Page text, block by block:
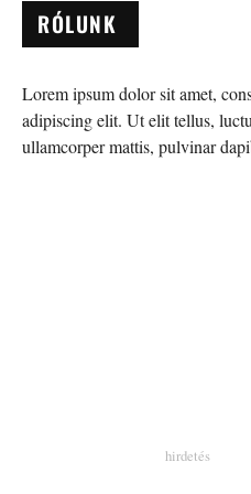
RÓLUNK
Lorem ipsum dolor sit amet,
adipiscing elit. Ut elit tellus,
ullamcorper mattis, pulvinar